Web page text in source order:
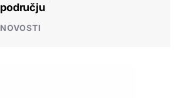
području
NOVOSTI